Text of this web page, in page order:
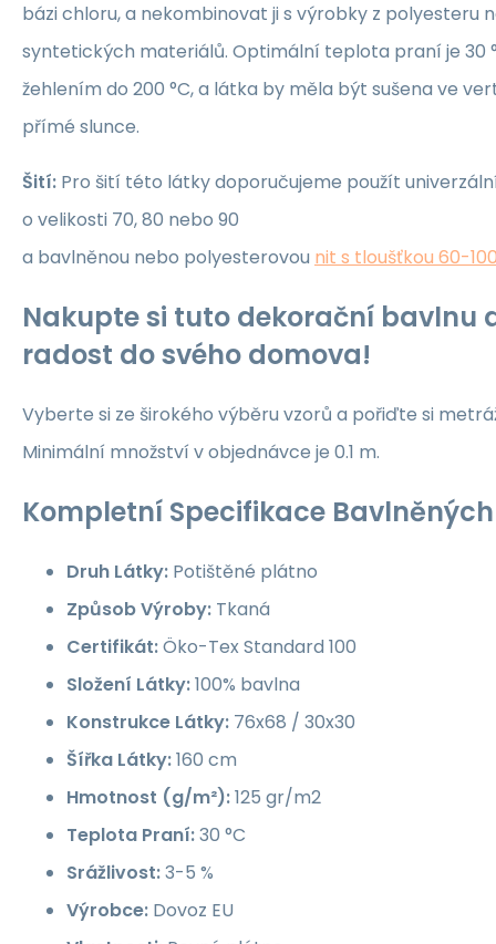
bázi chloru, a nekombinovat ji s výrobky z polyesteru
syntetických materiálů. Optimální teplota praní je 30
žehlením do 200 °C, a látka by měla být sušena ve
přímé slunce.
Šití: Pro šití této látky doporučujeme použít
o velikosti 70, 80 nebo 90
a bavlněnou nebo polyesterovou nit s tloušťkou 60-
Nakupte si tuto dekorační bavlnu
radost do svého domova!
Vyberte si ze širokého výběru vzorů a pořiďte si
Minimální množství v objednávce je 0.1 m.
Kompletní Specifikace
Druh Látky: Potištěné plátno
Způsob Výroby: Tkaná
Certifikát:Öko-Tex Standard 100
Složení Látky:100% bavlna
Konstrukce Látky: 76x68 / 30x30
Šířka Látky:160 cm
Hmotnost (g/m²):125 gr/m2
Teplota Praní:30 °C
Srážlivost:3-5 %
Výrobce: Dovoz EU